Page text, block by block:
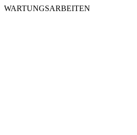
WARTUNGSARBEITEN